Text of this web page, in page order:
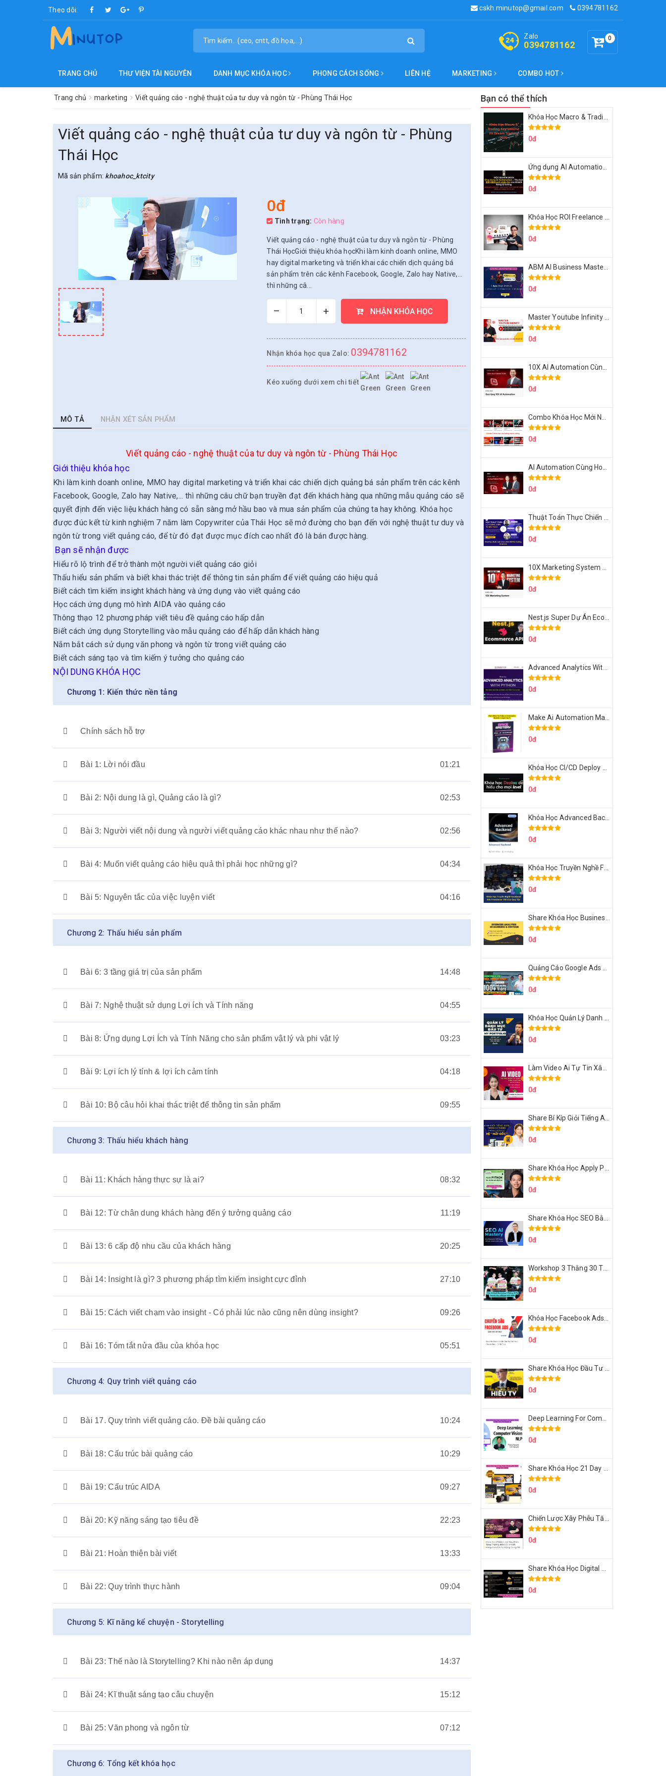
Theo dõi: cskh.minutop@gmail.com 0394781162
0
Zalo
0394781162
TRANG CHỦ THƯ VIỆN TÀI NGUYÊN DANH MỤC KHÓA HỌC PHONG CÁCH SỐNG LIÊN HỆ MARKETING COMBO HOT
Trang chủ marketing Viết quảng cáo - nghệ thuật của tư duy và ngôn từ - Phùng Thái Học
Viết quảng cáo - nghệ thuật của tư duy và ngôn từ - Phùng
Thái Học
Mã sản phẩm: khoahoc_ktcity
0đ
Tình trạng: Còn hàng
Viết quảng cáo - nghệ thuật của tư duy và ngôn từ - Phùng
Thái HọcGiới thiệu khóa họcKhi làm kinh doanh online, MMO
hay digital marketing và triển khai các chiến dịch quảng bá
sản phẩm trên các kênh Facebook, Google, Zalo hay Native,...
thì những câ...
– + NHẬN KHÓA HỌC
Nhận khóa học qua Zalo: 0394781162
Kéo xuống dưới xem chi tiết
MÔ TẢ NHẬN XÉT SẢN PHẨM
Viết quảng cáo - nghệ thuật của tư duy và ngôn từ - Phùng Thái Học
Giới thiệu khóa học
Khi làm kinh doanh online, MMO hay digital marketing và triển khai các chiến dịch quảng bá sản phẩm trên các kênh
Facebook, Google, Zalo hay Native,... thì những câu chữ bạn truyền đạt đến khách hàng qua những mẫu quảng cáo sẽ
quyết định đến việc liệu khách hàng có sẵn sàng mở hầu bao và mua sản phẩm của chúng ta hay không. Khóa học
được đúc kết từ kinh nghiệm 7 năm làm Copywriter của Thái Học sẽ mở đường cho bạn đến với nghệ thuật tư duy và
ngôn từ trong viết quảng cáo, để từ đó đạt được mục đích cao nhất đó là bán được hàng.
Bạn sẽ nhận được
Hiểu rõ lộ trình để trở thành một người viết quảng cáo giỏi
Thấu hiểu sản phẩm và biết khai thác triệt để thông tin sản phẩm để viết quảng cáo hiệu quả
Biết cách tìm kiếm insight khách hàng và ứng dụng vào viết quảng cáo
Học cách ứng dụng mô hình AIDA vào quảng cáo
Thông thạo 12 phương pháp viết tiêu đề quảng cáo hấp dẫn
Biết cách ứng dụng Storytelling vào mẫu quảng cáo để hấp dẫn khách hàng
Nắm bắt cách sử dụng văn phong và ngôn từ trong viết quảng cáo
Biết cách sáng tạo và tìm kiếm ý tưởng cho quảng cáo
NỘI DUNG KHÓA HỌC
Chương 1: Kiến thức nền tảng
Chính sách hỗ trợ
Bài 1: Lời nói đầu 01:21
Bài 2: Nội dung là gì, Quảng cáo là gì? 02:53
Bài 3: Người viết nội dung và người viết quảng cáo khác nhau như thế nào? 02:56
Bài 4: Muốn viết quảng cáo hiệu quả thì phải học những gì? 04:34
Bài 5: Nguyên tắc của việc luyện viết 04:16
Chương 2: Thấu hiểu sản phẩm
Bài 6: 3 tầng giá trị của sản phẩm 14:48
Bài 7: Nghệ thuật sử dụng Lợi ích và Tính năng 04:55
Bài 8: Ứng dụng Lợi Ích và Tính Năng cho sản phẩm vật lý và phi vật lý 03:23
Bài 9: Lợi ích lý tính & lợi ích cảm tính 04:18
Bài 10: Bộ câu hỏi khai thác triệt để thông tin sản phẩm 09:55
Chương 3: Thấu hiểu khách hàng
Bài 11: Khách hàng thực sự là ai? 08:32
Bài 12: Từ chân dung khách hàng đến ý tưởng quảng cáo 11:19
Bài 13: 6 cấp độ nhu cầu của khách hàng 20:25
Bài 14: Insight là gì? 3 phương pháp tìm kiếm insight cực đỉnh 27:10
Bài 15: Cách viết chạm vào insight - Có phải lúc nào cũng nên dùng insight? 09:26
Bài 16: Tóm tắt nửa đầu của khóa học 05:51
Chương 4: Quy trình viết quảng cáo
Bài 17. Quy trình viết quảng cáo. Đề bài quảng cáo 10:24
Bài 18: Cấu trúc bài quảng cáo 10:29
Bài 19: Cấu trúc AIDA 09:27
Bài 20: Kỹ năng sáng tạo tiêu đề 22:23
Bài 21: Hoàn thiện bài viết 13:33
Bài 22: Quy trình thực hành 09:04
Chương 5: Kĩ năng kể chuyện - Storytelling
Bài 23: Thế nào là Storytelling? Khi nào nên áp dụng 14:37
Bài 24: Kĩ thuật sáng tạo câu chuyện 15:12
Bài 25: Văn phong và ngôn từ 07:12
Chương 6: Tổng kết khóa học
Bạn có thể thích
0đ
0đ
0đ
0đ
0đ
0đ
0đ
0đ
0đ
0đ
0đ
0đ
0đ
0đ
0đ
0đ
0đ
0đ
0đ
0đ
0đ
0đ
0đ
0đ
0đ
0đ
0đ
0đ
0đ
0đ